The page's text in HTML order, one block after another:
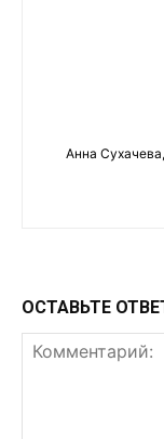
Анна
ОСТАВЬТЕ